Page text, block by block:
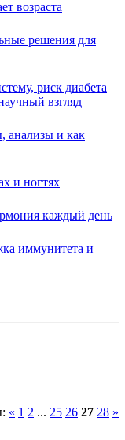
возраста
решения для
риск диабета
взгляд
анализы и как
и ногтях
каждый день
иммунитета и
: « 1 2 ... 25 26 27 28 »